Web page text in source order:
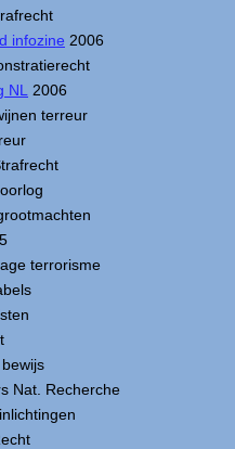
infozine 2006
NL
2006
terreur
terrorisme
Nat. Recherche